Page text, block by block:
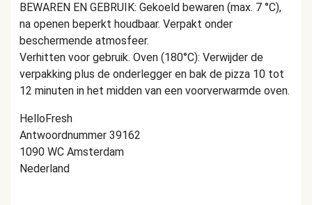
BEWAREN EN GEBRUIK: Gekoeld bewaren (max. 7 °C),
na openen beperkt houdbaar. Verpakt onder
beschermende atmosfeer.
Verhitten voor gebruik. Oven (180°C): Verwijder de
verpakking plus de onderlegger en bak de pizza 10 tot
12 minuten in het midden van een voorverwarmde oven.
HelloFresh
Antwoordnummer 39162
1090 WC Amsterdam
Nederland